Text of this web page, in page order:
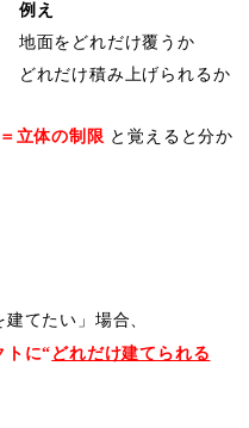
例え
地面をどれだけ覆うか
どれだけ積み上げられるか
立体の制限 と覚えると分か
てたい」場合、
トに“ どれだけ建てられる